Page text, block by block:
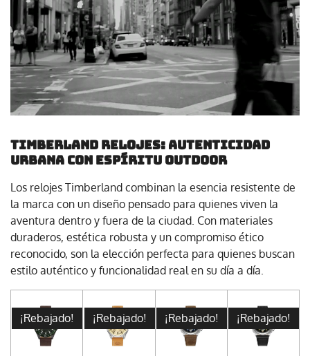
Timberland Relojes: autenticidad
urbana con espíritu outdoor
Los relojes Timberland combinan la esencia resistente de
la marca con un diseño pensado para quienes viven la
aventura dentro y fuera de la ciudad. Con materiales
duraderos, estética robusta y un compromiso ético
reconocido, son la elección perfecta para quienes buscan
estilo auténtico y funcionalidad real en su día a día.
¡Rebajado! ¡Rebajado! ¡Rebajado! ¡Rebajado!